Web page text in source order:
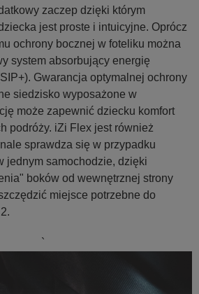
zaczep dzięki którym
jest proste i intuicyjne. Oprócz
ochrony bocznej w foteliku można
system absorbujący energię
Gwarancja optymalnej ochrony
siedzisko wyposażone w
może zapewnić dziecku komfort
podróży. iZi Flex jest również
sprawdza się w przypadku
jednym samochodzie, dzięki
boków od wewnętrznej strony
miejsce potrzebne do
`